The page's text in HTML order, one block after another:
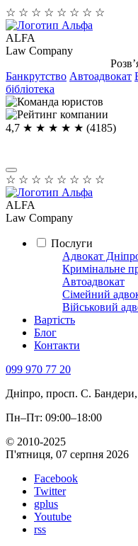
☆ ☆ ☆ ☆ ☆ ☆ ☆ ☆
ALFA
Law Company
Банкрутство Автоадвокат
бібліотека
4,7 ★ ★ ★ ★ ★ (4185)
☆ ☆ ☆ ☆ ☆ ☆ ☆ ☆
ALFA
Law Company
Послуги
Адвокат
Кримінальне
Автоадвокат
Сімейний
Військовий
Вартість
Блог
Контакти
099 970 77 20
Дніпро, просп. С. Бандери,
Пн–Пт: 09:00–18:00
© 2010-2025
П'ятниця, 07 серпня 2026
Facebook
Twitter
gplus
Youtube
rss